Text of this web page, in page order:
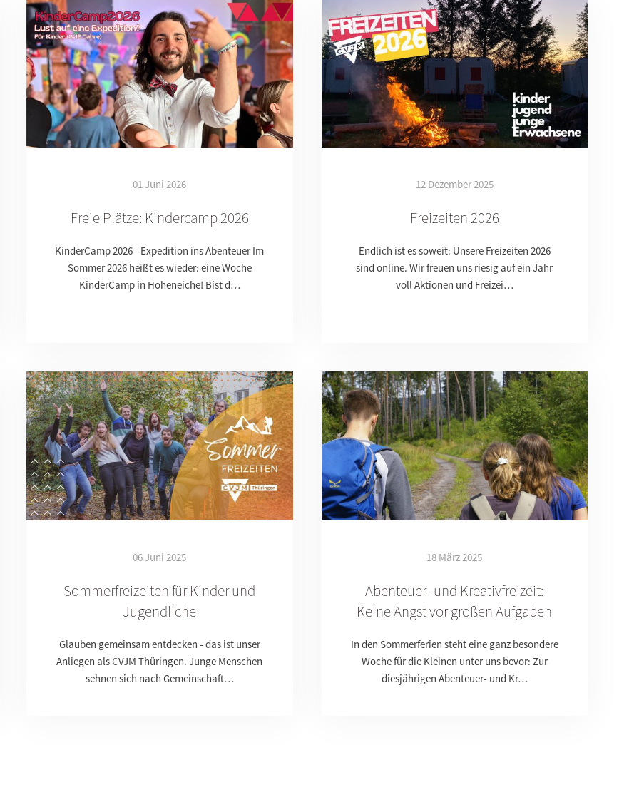
01 Juni 2026
Freie Plätze: Kindercamp 2026
KinderCamp 2026 - Expedition ins Abenteuer Im
Sommer 2026 heißt es wieder: eine Woche
KinderCamp in Hoheneiche! Bist d…
12 Dezember 2025
Freizeiten 2026
Endlich ist es soweit: Unsere Freizeiten 2026
sind online. Wir freuen uns riesig auf ein Jahr
voll Aktionen und Freizei…
06 Juni 2025
Sommerfreizeiten für Kinder und
Jugendliche
Glauben gemeinsam entdecken - das ist unser
Anliegen als CVJM Thüringen. Junge Menschen
sehnen sich nach Gemeinschaft…
18 März 2025
Abenteuer- und Kreativfreizeit:
Keine Angst vor großen Aufgaben
In den Sommerferien steht eine ganz besondere
Woche für die Kleinen unter uns bevor: Zur
diesjährigen Abenteuer- und Kr…